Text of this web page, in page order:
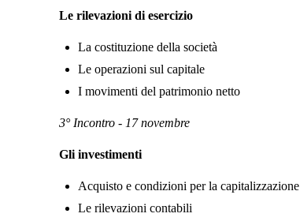
Le rilevazioni di esercizio
La costituzione della società
Le operazioni sul capitale
I movimenti del patrimonio netto
3° Incontro - 17 novembre
Gli investimenti
Acquisto e condizioni per la capitalizzazione
Le rilevazioni contabili